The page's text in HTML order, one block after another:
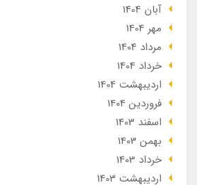
آبان 1404
مهر 1404
مرداد 1404
خرداد 1404
ارديبهشت 1404
فروردین 1404
اسفند 1403
بهمن 1403
خرداد 1403
ارديبهشت 1403